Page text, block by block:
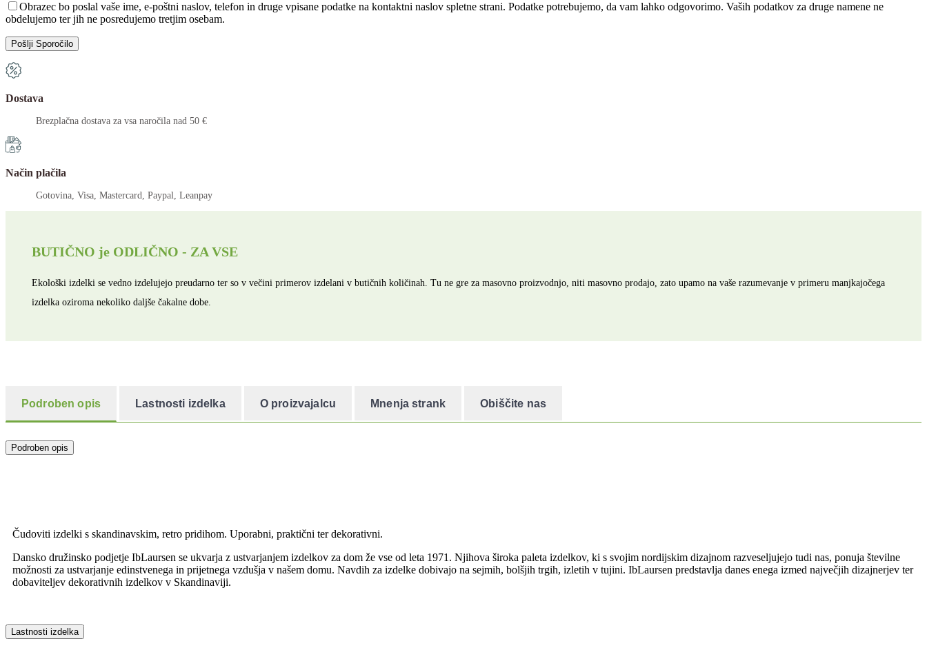
Obrazec bo poslal vaše ime, e-poštni naslov, telefon in druge vpisane podatke na kontaktni naslov spletne strani. Podatke potrebujemo, da vam lahko odgovorimo. Vaših podatkov za druge namene ne
obdelujemo ter jih ne posredujemo tretjim osebam.
Dostava
Brezplačna dostava za vsa naročila nad 50 €
Način plačila
Gotovina, Visa, Mastercard, Paypal, Leanpay
BUTIČNO je ODLIČNO - ZA VSE
Ekološki izdelki se vedno izdelujejo preudarno ter so v večini primerov izdelani v butičnih količinah. Tu ne gre za masovno proizvodnjo, niti masovno prodajo, zato upamo na vaše razumevanje v primeru manjkajočega
izdelka oziroma nekoliko daljše čakalne dobe.
Podroben opis Lastnosti izdelka O proizvajalcu Mnenja strank Obiščite nas
Podroben opis
Čudoviti izdelki s skandinavskim, retro pridihom. Uporabni, praktični ter dekorativni.
Dansko družinsko podjetje IbLaursen se ukvarja z ustvarjanjem izdelkov za dom že vse od leta 1971. Njihova široka paleta izdelkov, ki s svojim nordijskim dizajnom razveseljujejo tudi nas, ponuja številne
možnosti za ustvarjanje edinstvenega in prijetnega vzdušja v našem domu. Navdih za izdelke dobivajo na sejmih, bolšjih trgih, izletih v tujini. IbLaursen predstavlja danes enega izmed največjih dizajnerjev ter
dobaviteljev dekorativnih izdelkov v Skandinaviji.
Lastnosti izdelka